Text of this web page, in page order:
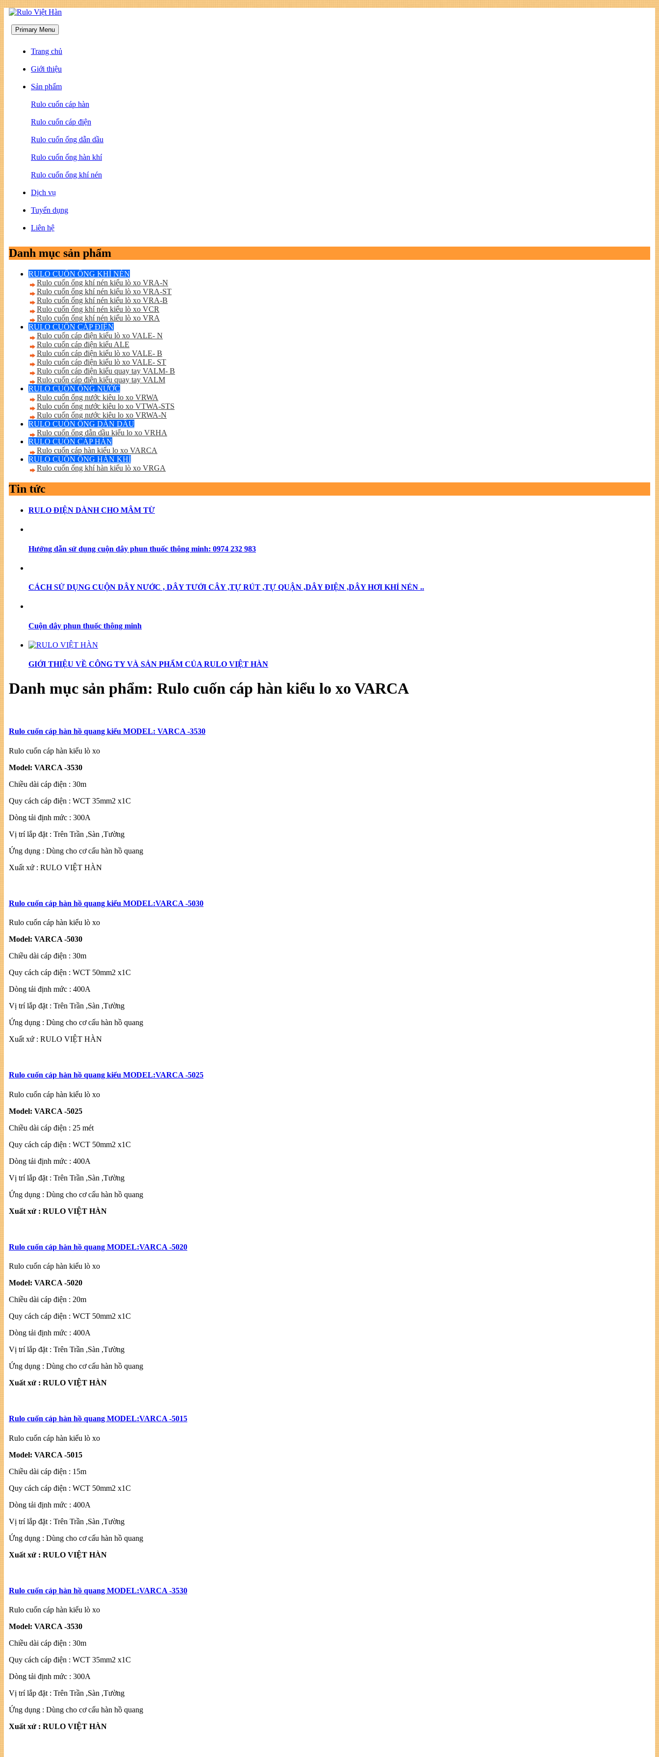
Skip
content
Primary Menu
Trang chủ
Giới thiệu
Sản phẩm
Rulo cuốn cáp hàn
Rulo cuốn cáp điện
Rulo cuốn ống dẫn dầu
Rulo cuốn ống hàn khí
Rulo cuốn ống khí nén
Dịch vụ
Tuyển dụng
Liên hệ
Danh mục sản phẩm
RULO CUỐN ỐNG KHÍ NÉN
Rulo cuốn ống khí nén kiểu lò xo VRA-N
Rulo cuốn ống khí nén kiểu lò xo VRA-ST
Rulo cuốn ống khí nén kiểu lò xo VRA-B
Rulo cuốn ống khí nén kiểu lò xo VCR
Rulo cuốn ống khí nén kiểu lò xo VRA
RULO CUỐN CÁP ĐIỆN
Rulo cuốn cáp điện kiểu lò xo VALE- N
Rulo cuốn cáp điện kiểu ALE
Rulo cuốn cáp điện kiểu lò xo VALE- B
Rulo cuốn cáp điện kiểu lò xo VALE- ST
Rulo cuốn cáp điện kiểu quay tay VALM- B
Rulo cuốn cáp điện kiểu quay tay VALM
RULO CUỐN ỐNG NƯỚC
Rulo cuốn ống nước kiêu lo xo VRWA
Rulo cuốn ống nước kiêu lo xo VTWA-STS
Rulo cuốn ống nước kiêu lo xo VRWA-N
RULO CUỐN ỐNG DẪN DẦU
Rulo cuốn ống dẫn dầu kiểu lo xo VRHA
RULO CUỐN CÁP HÀN
Rulo cuốn cáp hàn kiểu lo xo VARCA
RULO CUỐN ỐNG HÀN KHÍ
Rulo cuốn ống khí hàn kiểu lò xo VRGA
Tin tức
RULO ĐIỆN DÀNH CHO MÂM TỪ
Hướng dẫn sử dụng cuộn dây phun thuốc thông minh: 0974 232 983
CÁCH SỬ DỤNG CUỘN DÂY NƯỚC , DÂY TƯỚI CÂY ,TỰ RÚT ,TỰ QUẬN ,DÂY ĐIỆN ,DÂY HƠI KHÍ NÉN ..
Cuộn dây phun thuốc thông minh
GIỚI THIỆU VỀ CÔNG TY VÀ SẢN PHẨM CỦA RULO VIỆT HÀN
Danh mục sản phẩm: Rulo cuốn cáp hàn kiểu lo xo VARCA
Rulo cuốn cáp hàn hồ quang kiểu MODEL: VARCA -3530
Rulo cuốn cáp hàn kiểu lò xo
Model: VARCA -3530
Chiều dài cáp điện : 30m
Quy cách cáp điện : WCT 35mm2 x1C
Dòng tải định mức : 300A
Vị trí lắp đặt : Trên Trần ,Sàn ,Tường
Ứng dụng : Dùng cho cơ cấu hàn hồ quang
Xuất xứ : RULO VIỆT HÀN
Rulo cuốn cáp hàn hồ quang kiểu MODEL:VARCA -5030
Rulo cuốn cáp hàn kiểu lò xo
Model: VARCA -5030
Chiều dài cáp điện : 30m
Quy cách cáp điện : WCT 50mm2 x1C
Dòng tải định mức : 400A
Vị trí lắp đặt : Trên Trần ,Sàn ,Tường
Ứng dụng : Dùng cho cơ cấu hàn hồ quang
Xuất xứ : RULO VIỆT HÀN
Rulo cuốn cáp hàn hồ quang kiểu MODEL:VARCA -5025
Rulo cuốn cáp hàn kiểu lò xo
Model: VARCA -5025
Chiều dài cáp điện : 25 mét
Quy cách cáp điện : WCT 50mm2 x1C
Dòng tải định mức : 400A
Vị trí lắp đặt : Trên Trần ,Sàn ,Tường
Ứng dụng : Dùng cho cơ cấu hàn hồ quang
Xuất xứ : RULO VIỆT HÀN
Rulo cuốn cáp hàn hồ quang MODEL:VARCA -5020
Rulo cuốn cáp hàn kiểu lò xo
Model: VARCA -5020
Chiều dài cáp điện : 20m
Quy cách cáp điện : WCT 50mm2 x1C
Dòng tải định mức : 400A
Vị trí lắp đặt : Trên Trần ,Sàn ,Tường
Ứng dụng : Dùng cho cơ cấu hàn hồ quang
Xuất xứ : RULO VIỆT HÀN
Rulo cuốn cáp hàn hồ quang MODEL:VARCA -5015
Rulo cuốn cáp hàn kiểu lò xo
Model: VARCA -5015
Chiều dài cáp điện : 15m
Quy cách cáp điện : WCT 50mm2 x1C
Dòng tải định mức : 400A
Vị trí lắp đặt : Trên Trần ,Sàn ,Tường
Ứng dụng : Dùng cho cơ cấu hàn hồ quang
Xuất xứ : RULO VIỆT HÀN
Rulo cuốn cáp hàn hồ quang MODEL:VARCA -3530
Rulo cuốn cáp hàn kiểu lò xo
Model: VARCA -3530
Chiều dài cáp điện : 30m
Quy cách cáp điện : WCT 35mm2 x1C
Dòng tải định mức : 300A
Vị trí lắp đặt : Trên Trần ,Sàn ,Tường
Ứng dụng : Dùng cho cơ cấu hàn hồ quang
Xuất xứ : RULO VIỆT HÀN